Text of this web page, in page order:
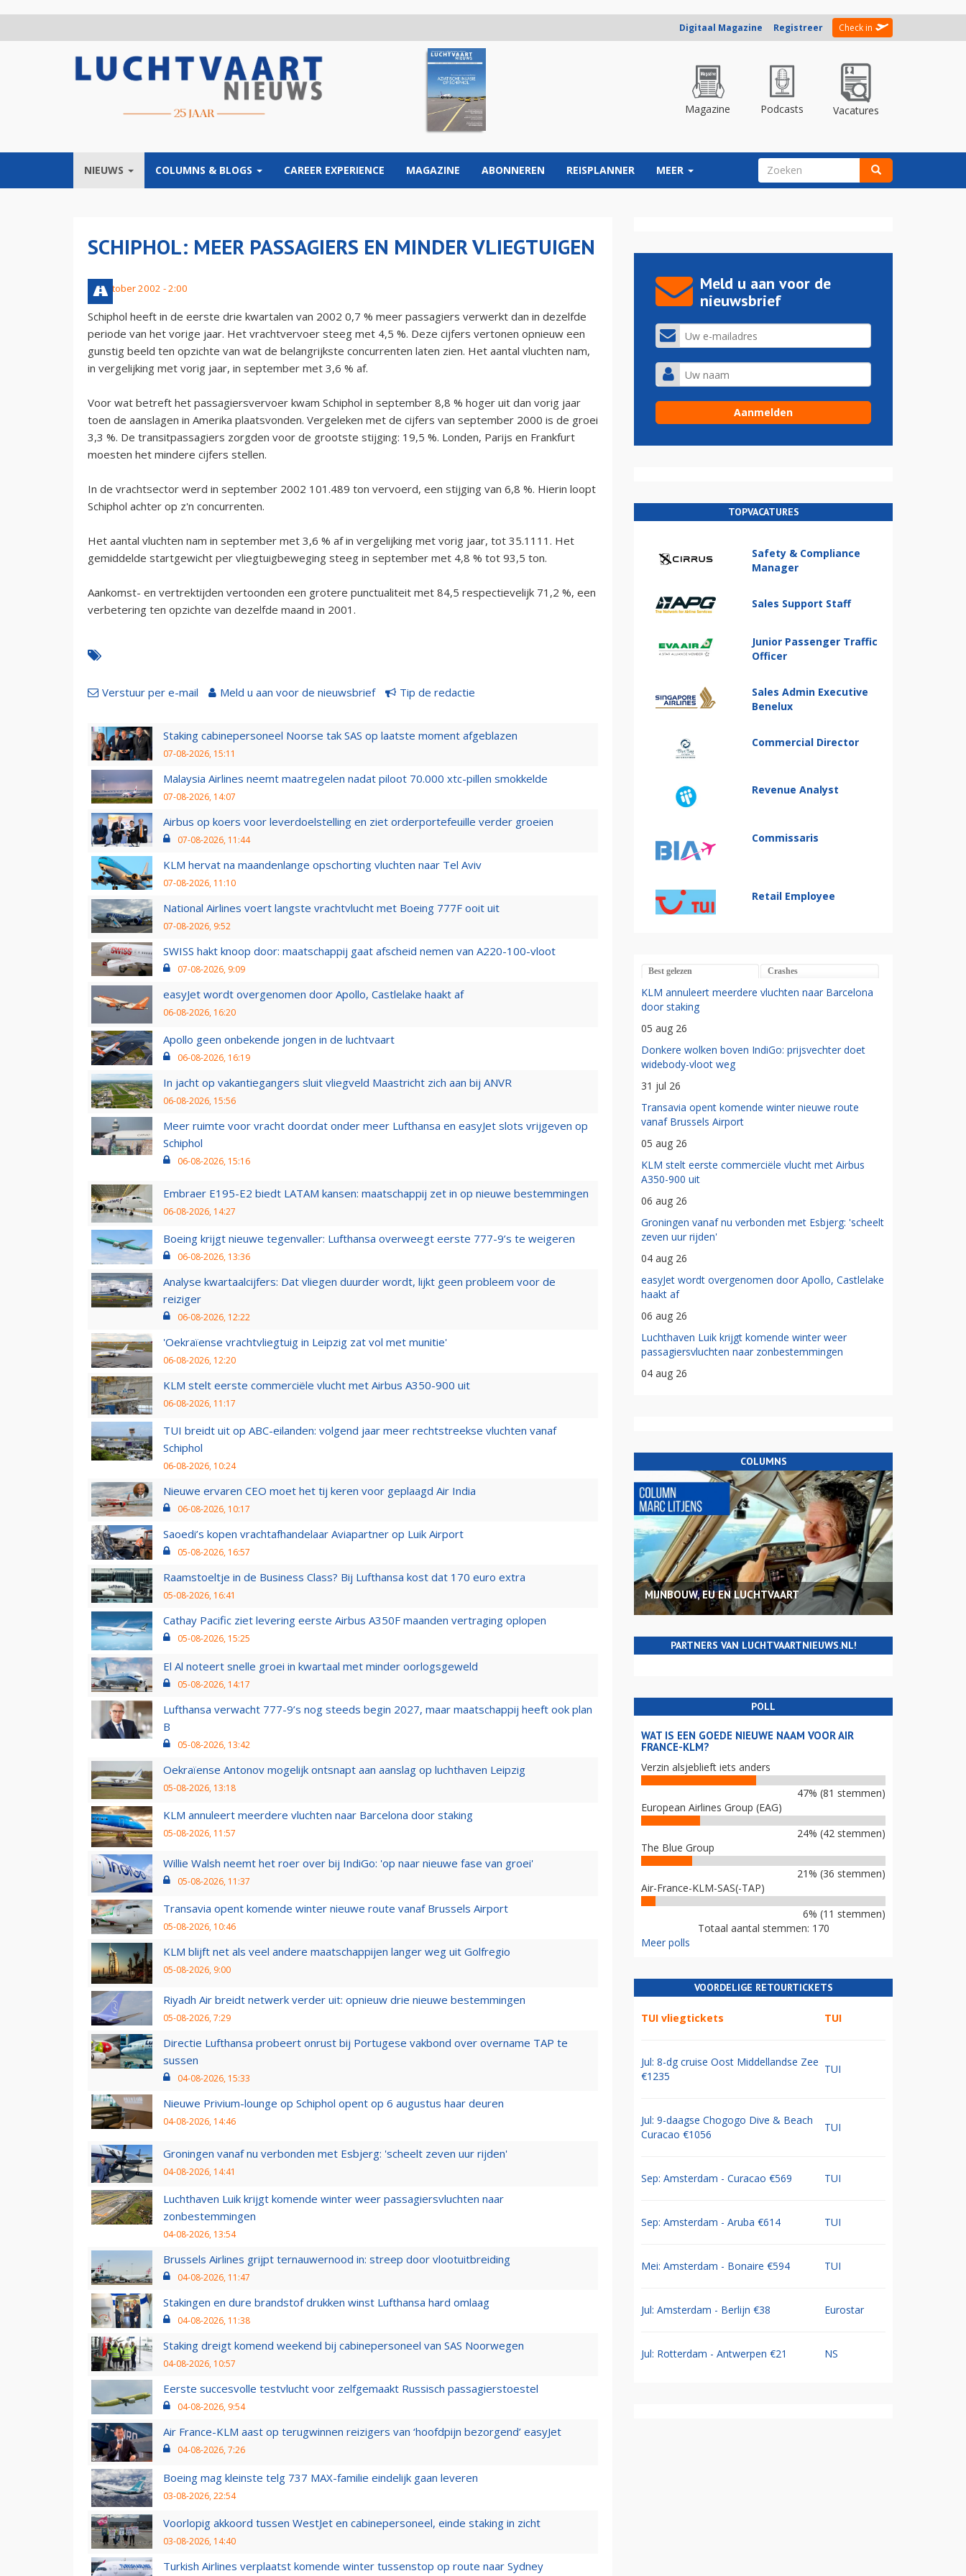
Digitaal Magazine Registreer Check in
Magazine Podcasts Vacatures
NIEUWS COLUMNS & BLOGS CAREER EXPERIENCE MAGAZINE ABONNEREN REISPLANNER MEER ZOEKVELD
SCHIPHOL: MEER PASSAGIERS EN MINDER VLIEGTUIGEN
24 oktober 2002 - 2:00
Schiphol heeft in de eerste drie kwartalen van 2002 0,7 % meer passagiers verwerkt dan in dezelfde
periode van het vorige jaar. Het vrachtvervoer steeg met 4,5 %. Deze cijfers vertonen opnieuw een
gunstig beeld ten opzichte van wat de belangrijkste concurrenten laten zien. Het aantal vluchten nam,
in vergelijking met vorig jaar, in september met 3,6 % af.
Voor wat betreft het passagiersvervoer kwam Schiphol in september 8,8 % hoger uit dan vorig jaar
toen de aanslagen in Amerika plaatsvonden. Vergeleken met de cijfers van september 2000 is de groei
3,3 %. De transitpassagiers zorgden voor de grootste stijging: 19,5 %. Londen, Parijs en Frankfurt
moesten het mindere cijfers stellen.
In de vrachtsector werd in september 2002 101.489 ton vervoerd, een stijging van 6,8 %. Hierin loopt
Schiphol achter op z'n concurrenten.
Het aantal vluchten nam in september met 3,6 % af in vergelijking met vorig jaar, tot 35.1111. Het
gemiddelde startgewicht per vliegtuigbeweging steeg in september met 4,8 % tot 93,5 ton.
Aankomst- en vertrektijden vertoonden een grotere punctualiteit met 84,5 respectievelijk 71,2 %, een
verbetering ten opzichte van dezelfde maand in 2001.
Verstuur per e-mail Meld u aan voor de nieuwsbrief Tip de redactie
Staking cabinepersoneel Noorse tak SAS op laatste moment afgeblazen
07-08-2026, 15:11
Malaysia Airlines neemt maatregelen nadat piloot 70.000 xtc-pillen smokkelde
07-08-2026, 14:07
Airbus op koers voor leverdoelstelling en ziet orderportefeuille verder groeien
07-08-2026, 11:44
KLM hervat na maandenlange opschorting vluchten naar Tel Aviv
07-08-2026, 11:10
National Airlines voert langste vrachtvlucht met Boeing 777F ooit uit
07-08-2026, 9:52
SWISS hakt knoop door: maatschappij gaat afscheid nemen van A220-100-vloot
07-08-2026, 9:09
easyJet wordt overgenomen door Apollo, Castlelake haakt af
06-08-2026, 16:20
Apollo geen onbekende jongen in de luchtvaart
06-08-2026, 16:19
In jacht op vakantiegangers sluit vliegveld Maastricht zich aan bij ANVR
06-08-2026, 15:56
Meer ruimte voor vracht doordat onder meer Lufthansa en easyJet slots vrijgeven op
Schiphol
06-08-2026, 15:16
Embraer E195-E2 biedt LATAM kansen: maatschappij zet in op nieuwe bestemmingen
06-08-2026, 14:27
Boeing krijgt nieuwe tegenvaller: Lufthansa overweegt eerste 777-9’s te weigeren
06-08-2026, 13:36
Analyse kwartaalcijfers: Dat vliegen duurder wordt, lijkt geen probleem voor de
reiziger
06-08-2026, 12:22
'Oekraïense vrachtvliegtuig in Leipzig zat vol met munitie'
06-08-2026, 12:20
KLM stelt eerste commerciële vlucht met Airbus A350-900 uit
06-08-2026, 11:17
TUI breidt uit op ABC-eilanden: volgend jaar meer rechtstreekse vluchten vanaf
Schiphol
06-08-2026, 10:24
Nieuwe ervaren CEO moet het tij keren voor geplaagd Air India
06-08-2026, 10:17
Saoedi’s kopen vrachtafhandelaar Aviapartner op Luik Airport
05-08-2026, 16:57
Raamstoeltje in de Business Class? Bij Lufthansa kost dat 170 euro extra
05-08-2026, 16:41
Cathay Pacific ziet levering eerste Airbus A350F maanden vertraging oplopen
05-08-2026, 15:25
El Al noteert snelle groei in kwartaal met minder oorlogsgeweld
05-08-2026, 14:17
Lufthansa verwacht 777-9’s nog steeds begin 2027, maar maatschappij heeft ook plan
B
05-08-2026, 13:42
Oekraïense Antonov mogelijk ontsnapt aan aanslag op luchthaven Leipzig
05-08-2026, 13:18
KLM annuleert meerdere vluchten naar Barcelona door staking
05-08-2026, 11:57
Willie Walsh neemt het roer over bij IndiGo: 'op naar nieuwe fase van groei'
05-08-2026, 11:37
Transavia opent komende winter nieuwe route vanaf Brussels Airport
05-08-2026, 10:46
KLM blijft net als veel andere maatschappijen langer weg uit Golfregio
05-08-2026, 9:00
Riyadh Air breidt netwerk verder uit: opnieuw drie nieuwe bestemmingen
05-08-2026, 7:29
Directie Lufthansa probeert onrust bij Portugese vakbond over overname TAP te
sussen
04-08-2026, 15:33
Nieuwe Privium-lounge op Schiphol opent op 6 augustus haar deuren
04-08-2026, 14:46
Groningen vanaf nu verbonden met Esbjerg: 'scheelt zeven uur rijden'
04-08-2026, 14:41
Luchthaven Luik krijgt komende winter weer passagiersvluchten naar
zonbestemmingen
04-08-2026, 13:54
Brussels Airlines grijpt ternauwernood in: streep door vlootuitbreiding
04-08-2026, 11:47
Stakingen en dure brandstof drukken winst Lufthansa hard omlaag
04-08-2026, 11:38
Staking dreigt komend weekend bij cabinepersoneel van SAS Noorwegen
04-08-2026, 10:57
Eerste succesvolle testvlucht voor zelfgemaakt Russisch passagierstoestel
04-08-2026, 9:54
Air France-KLM aast op terugwinnen reizigers van ‘hoofdpijn bezorgend’ easyJet
04-08-2026, 7:26
Boeing mag kleinste telg 737 MAX-familie eindelijk gaan leveren
03-08-2026, 22:54
Voorlopig akkoord tussen WestJet en cabinepersoneel, einde staking in zicht
03-08-2026, 14:40
Turkish Airlines verplaatst komende winter tussenstop op route naar Sydney
Meld u aan voor de
nieuwsbrief
TOPVACATURES
Safety & Compliance
Manager
Sales Support Staff
Junior Passenger Traffic
Officer
Sales Admin Executive
Benelux
Commercial Director
Revenue Analyst
Commissaris
Retail Employee
Best gelezen Crashes
KLM annuleert meerdere vluchten naar Barcelona
door staking
05 aug 26
Donkere wolken boven IndiGo: prijsvechter doet
widebody-vloot weg
31 jul 26
Transavia opent komende winter nieuwe route
vanaf Brussels Airport
05 aug 26
KLM stelt eerste commerciële vlucht met Airbus
A350-900 uit
06 aug 26
Groningen vanaf nu verbonden met Esbjerg: 'scheelt
zeven uur rijden'
04 aug 26
easyJet wordt overgenomen door Apollo, Castlelake
haakt af
06 aug 26
Luchthaven Luik krijgt komende winter weer
passagiersvluchten naar zonbestemmingen
04 aug 26
COLUMNS
MIJNBOUW, EU EN LUCHTVAART
PARTNERS VAN LUCHTVAARTNIEUWS.NL!
POLL
WAT IS EEN GOEDE NIEUWE NAAM VOOR AIR
FRANCE-KLM?
Verzin alsjeblieft iets anders
47% (81 stemmen)
European Airlines Group (EAG)
24% (42 stemmen)
The Blue Group
21% (36 stemmen)
Air-France-KLM-SAS(-TAP)
6% (11 stemmen)
Totaal aantal stemmen: 170
Meer polls
VOORDELIGE RETOURTICKETS
TUI vliegtickets TUI
Jul: 8-dg cruise Oost Middellandse Zee
€1235
TUI
Jul: 9-daagse Chogogo Dive & Beach
Curacao €1056
TUI
Sep: Amsterdam - Curacao €569 TUI
Sep: Amsterdam - Aruba €614 TUI
Mei: Amsterdam - Bonaire €594 TUI
Jul: Amsterdam - Berlijn €38 Eurostar
Jul: Rotterdam - Antwerpen €21 NS